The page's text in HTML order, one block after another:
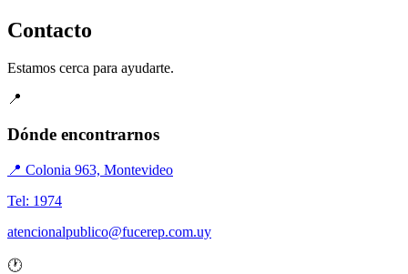
Contacto
Estamos cerca para ayudarte.
📍
Dónde encontrarnos
📍 Colonia 963, Montevideo
Tel: 1974
atencionalpublico@fucerep.com.uy
🕐